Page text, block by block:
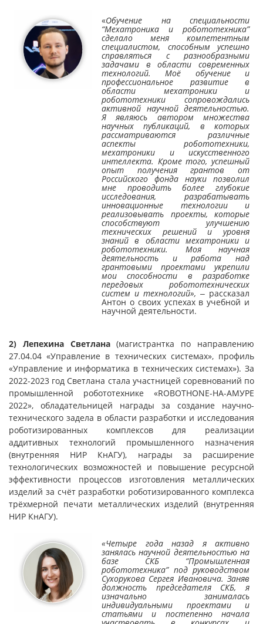
«Обучение на специальности
“Мехатроника и робототехника”
сделало меня компетентным
специалистом, способным успешно
справляться с разнообразными
задачами в области современных
технологий. Моё обучение и
профессиональное развитие в
области мехатроники и
робототехники сопровождались
активной научной деятельностью.
Я являюсь автором множества
научных публикаций, в которых
рассматриваются различные
аспекты робототехники,
мехатроники и искусственного
интеллекта. Кроме того, успешный
опыт получения грантов от
Российского фонда науки позволил
мне проводить более глубокие
исследования, разрабатывать
инновационные технологии и
реализовывать проекты, которые
способствуют улучшению
технических решений и уровня
знаний в области мехатроники и
робототехники. Моя научная
деятельность и работа над
грантовыми проектами укрепили
мои способности в разработке
передовых робототехнических
систем и технологий», ‒ рассказал
Антон о своих успехах в учебной и
научной деятельности.
2) Лепехина Светлана(магистрантка по направлению
27.04.04 «Управление в технических системах», профиль
«Управление и информатика в технических системах»). За
2022-2023 год Светлана стала участницей соревнований по
промышленной робототехнике «ROBOTHONE-НА-АМУРЕ
2022», обладательницей награды за создание научно-
технического задела в области разработки и исследования
роботизированных комплексов для реализации
аддитивных технологий промышленного назначения
(внутренняя НИР КнАГУ), награды за расширение
технологических возможностей и повышение ресурсной
эффективности процессов изготовления металлических
изделий за счёт разработки роботизированного комплекса
трёхмерной печати металлических изделий (внутренняя
НИР КнАГУ).
«Четыре года назад я активно
занялась научной деятельностью на
базе СКБ “Промышленная
робототехника” под руководством
Сухорукова Сергея Ивановича. Заняв
должность председателя СКБ, я
изначально занималась
индивидуальными проектами и
статьями и постепенно начала